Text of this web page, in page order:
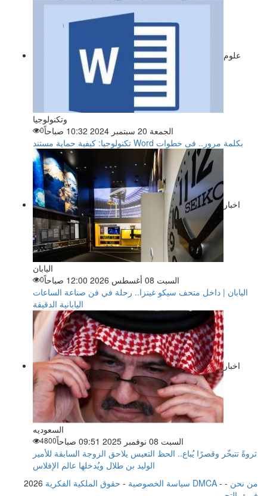
علوم
وتكنولوجيا
الجمعة 20 سبتمبر 2024 10:32 صباحاً
0
تكنولوجيا: كيفية حماية مستند Word بكلمة مرور.. فى خطوات
اخبار
اليابان
السبت 08 أغسطس 2026 12:00 صباحاً
0
اليابان | داخل متحف سيكو غينزا.. رحلة في فن صناعة الساعات
اليابانية الدقيقة
اخبار
السعوديه
السبت 08 نوفمبر 2025 09:51 صباحاً
4800
ثروةً تتبخّر وقصرًا يُباع.. الحظ التعيس يلاحق الزوجة السابقة للأمير
الوليد بن طلال ويُدخلها عالم الإفلاس
2026
سياسة الخصوصية - حقوق الملكية الفكرية DMCA - من نحن -